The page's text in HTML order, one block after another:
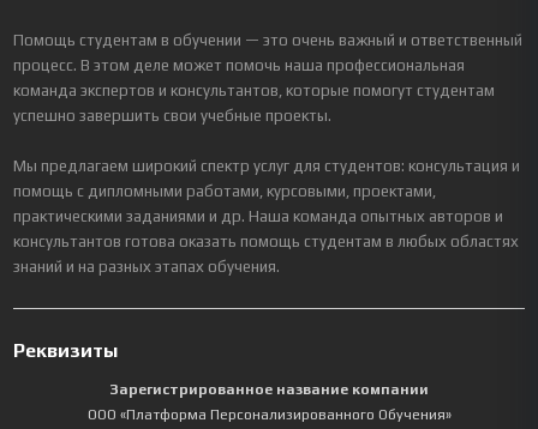
Помощь студентам в обучении — это очень важный и ответственный
процесс. В этом деле может помочь наша профессиональная
команда экспертов и консультантов, которые помогут студентам
успешно завершить свои учебные проекты.
Мы предлагаем широкий спектр услуг для студентов: консультация и
помощь с дипломными работами, курсовыми, проектами,
практическими заданиями и др. Наша команда опытных авторов и
консультантов готова оказать помощь студентам в любых областях
знаний и на разных этапах обучения.
Реквизиты
Зарегистрированное название компании
ООО «Платформа Персонализированного Обучения»